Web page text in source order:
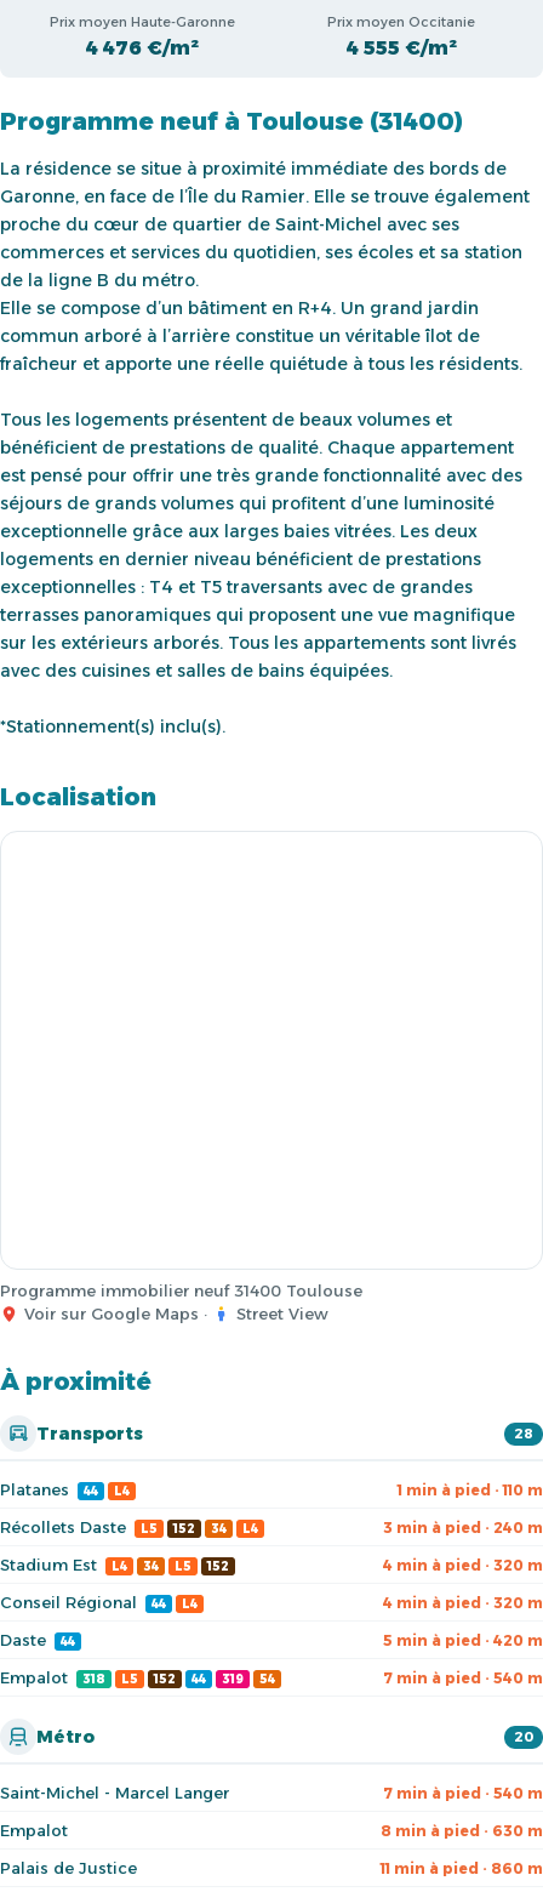
Prix moyen Haute-Garonne
4 476 €/m²
Prix moyen Occitanie
4 555 €/m²
Programme neuf à Toulouse (31400)
La résidence se situe à proximité immédiate des bords de
Garonne, en face de l’Île du Ramier. Elle se trouve également
proche du cœur de quartier de Saint-Michel avec ses
commerces et services du quotidien, ses écoles et sa station
de la ligne B du métro.
Elle se compose d’un bâtiment en R+4. Un grand jardin
commun arboré à l’arrière constitue un véritable îlot de
fraîcheur et apporte une réelle quiétude à tous les résidents.
Tous les logements présentent de beaux volumes et
bénéficient de prestations de qualité. Chaque appartement
est pensé pour offrir une très grande fonctionnalité avec des
séjours de grands volumes qui profitent d’une luminosité
exceptionnelle grâce aux larges baies vitrées. Les deux
logements en dernier niveau bénéficient de prestations
exceptionnelles : T4 et T5 traversants avec de grandes
terrasses panoramiques qui proposent une vue magnifique
sur les extérieurs arborés. Tous les appartements sont livrés
avec des cuisines et salles de bains équipées.
*Stationnement(s) inclu(s).
Localisation
Programme immobilier neuf 31400 Toulouse
Voir sur Google Maps · Street View
À proximité
Transports 28
Platanes 44 L4 1 min à pied · 110 m
Récollets Daste L5 152 34 L4 3 min à pied · 240 m
Stadium Est L4 34 L5 152 4 min à pied · 320 m
Conseil Régional 44 L4 4 min à pied · 320 m
Daste 44 5 min à pied · 420 m
Empalot 318 L5 152 44 319 54 7 min à pied · 540 m
Métro 20
Saint-Michel - Marcel Langer 7 min à pied · 540 m
Empalot 8 min à pied · 630 m
Palais de Justice 11 min à pied · 860 m